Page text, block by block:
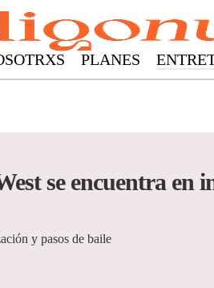
PLANES
se encuentra en
y pasos de baile